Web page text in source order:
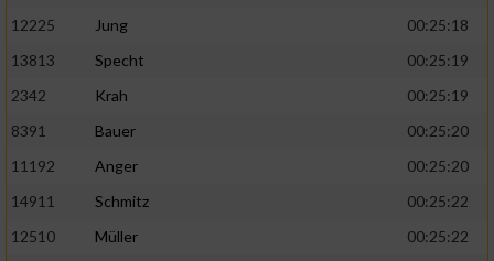
12225
Jung
00:25:18
13813
Specht
00:25:19
2342
Krah
00:25:19
8391
Bauer
00:25:20
11192
Anger
00:25:20
14911
Schmitz
00:25:22
12510
Müller
00:25:22